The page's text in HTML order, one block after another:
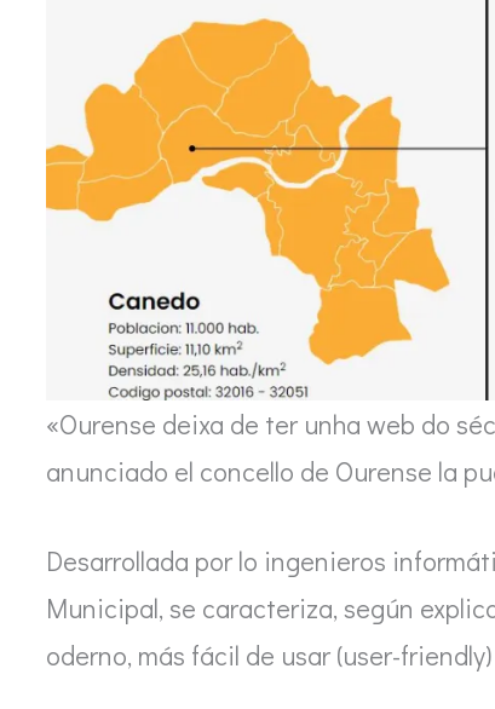
«Ourense deixa de ter unha web do
anunciado el concello de Ourense la
Desarrollada por lo ingenieros
Municipal, se caracteriza, según
oderno, más fácil de usar (user-